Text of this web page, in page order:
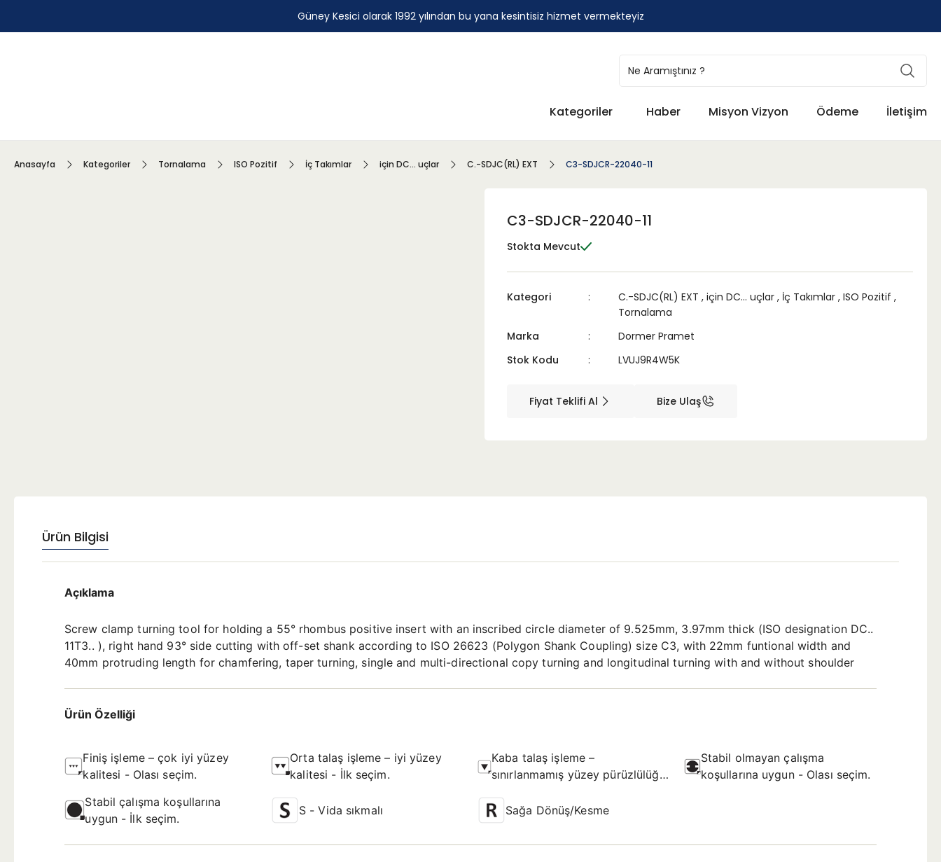
Güney Kesici olarak 1992 yılından bu yana kesintisiz hizmet vermekteyiz
Kategoriler Haber Misyon Vizyon Ödeme İletişim
Anasayfa Kategoriler Tornalama ISO Pozitif İç Takımlar için DC... uçlar C.-SDJC(RL) EXT C3-SDJCR-22040-11
C3-SDJCR-22040-11
Stokta Mevcut
Kategori C.-SDJC(RL) EXT , için DC... uçlar , İç Takımlar , ISO Pozitif ,
Tornalama
Marka
Dormer Pramet
Stok Kodu
LVUJ9R4W5K
Fiyat Teklifi Al Bize Ulaş
Ürün Bilgisi
Açıklama
Screw clamp turning tool for holding a 55° rhombus positive insert with an inscribed circle diameter of 9.525mm, 3.97mm thick (ISO designation DC..
11T3.. ), right hand 93° side cutting with off-set shank according to ISO 26623 (Polygon Shank Coupling) size C3, with 22mm funtional width and
40mm protruding length for chamfering, taper turning, single and multi-directional copy turning and longitudinal turning with and without shoulder
Ürün Özelliği
Finiş işleme – çok iyi yüzey
kalitesi - Olası seçim.
Orta talaş işleme – iyi yüzey
kalitesi - İlk seçim.
Kaba talaş işleme –
sınırlanmamış yüzey pürüzlülüğü
Stabil olmayan çalışma
koşullarına uygun - Olası seçim.
Stabil çalışma koşullarına
uygun - İlk seçim.
S - Vida sıkmalı Sağa Dönüş/Kesme